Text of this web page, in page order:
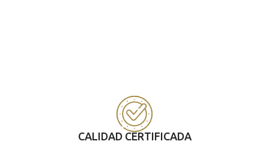
CALIDAD CERTIFICADA